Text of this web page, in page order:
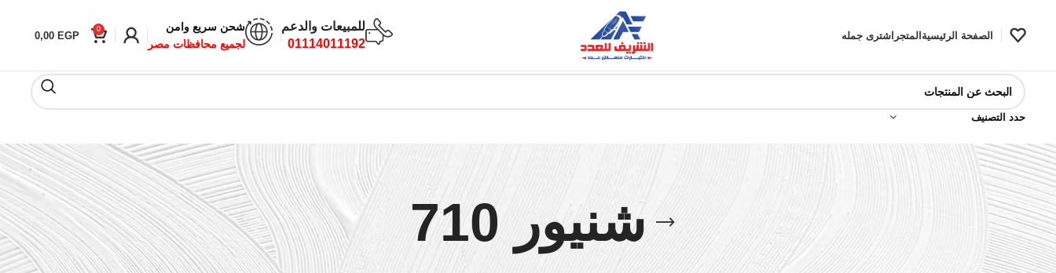
الصفحة الرئيسيةالمتجر اشترى جمله
للمبيعات والدعم
01114011192
شحن سريع وامن
لجميع محافظات مصر
0
0,00 EGP
حدد التصنيف
شنيور 710